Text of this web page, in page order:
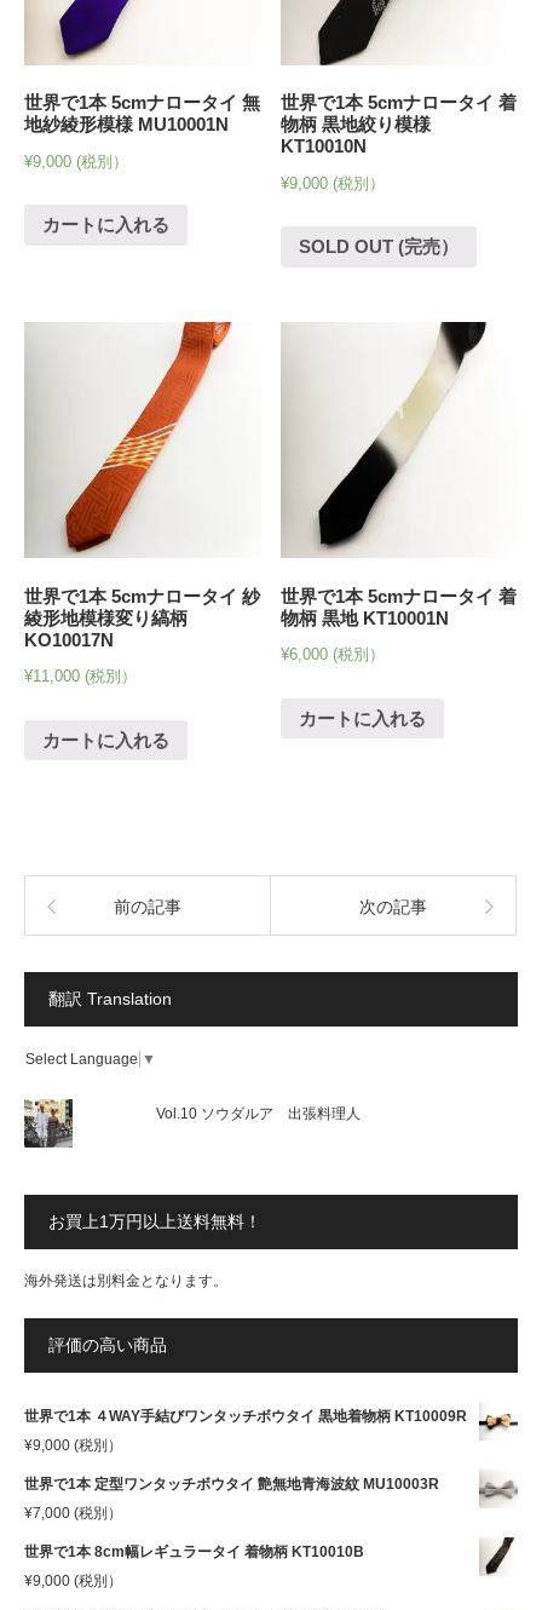
世界で1本 5cmナロータイ 無
地紗綾形模様 MU10001N
¥9,000 (税別）
カートに入れる
世界で1本 5cmナロータイ 着
物柄 黒地絞り模様
KT10010N
¥9,000 (税別）
SOLD OUT (完売）
世界で1本 5cmナロータイ 紗
綾形地模様変り縞柄
KO10017N
¥11,000 (税別）
カートに入れる
世界で1本 5cmナロータイ 着
物柄 黒地 KT10001N
¥6,000 (税別）
カートに入れる
前の記事 次の記事
翻訳 Translation
Select Language ▼
Vol.10 ソウダルア 出張料理人
お買上1万円以上送料無料！
海外発送は別料金となります。
評価の高い商品
世界で1本 ４WAY手結びワンタッチボウタイ 黒地着物柄 KT10009R
¥9,000 (税別）
世界で1本 定型ワンタッチボウタイ 艶無地青海波紋 MU10003R
¥7,000 (税別）
世界で1本 8cm幅レギュラータイ 着物柄 KT10010B
¥9,000 (税別）